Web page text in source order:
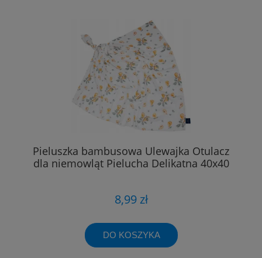
Pieluszka bambusowa Ulewajka Otulacz
dla niemowląt Pielucha Delikatna 40x40
8,99 zł
DO KOSZYKA